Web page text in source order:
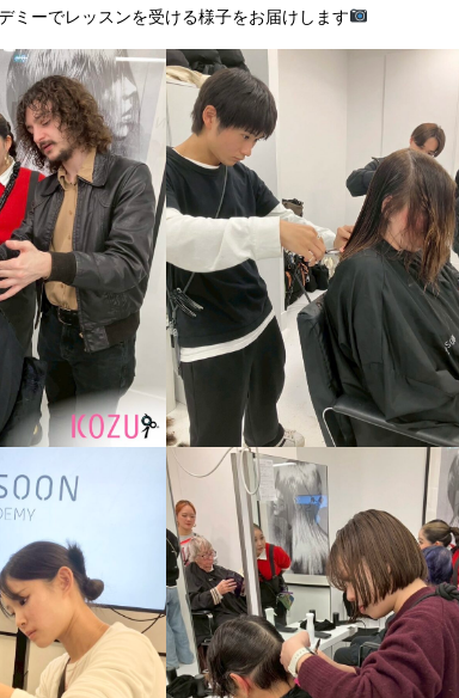
ミーでレッスンを受ける様子をお届けします